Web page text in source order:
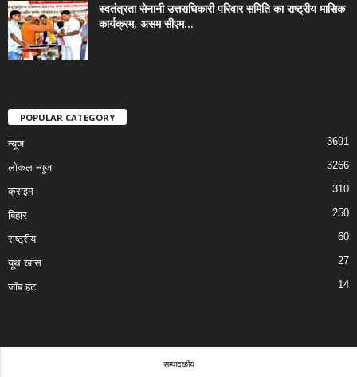
स्वतंत्रता सेनानी उत्तराधिकारी परिवार समिति का राष्ट्रीय मासिक
कार्यक्रम, असम सीएम...
POPULAR CATEGORY
न्यूज 3691
लोकल न्यूज 3266
क्राइम 310
बिहार 250
राष्ट्रीय 60
यूथ खास 27
जॉब हंट 14
सम्पादकीय